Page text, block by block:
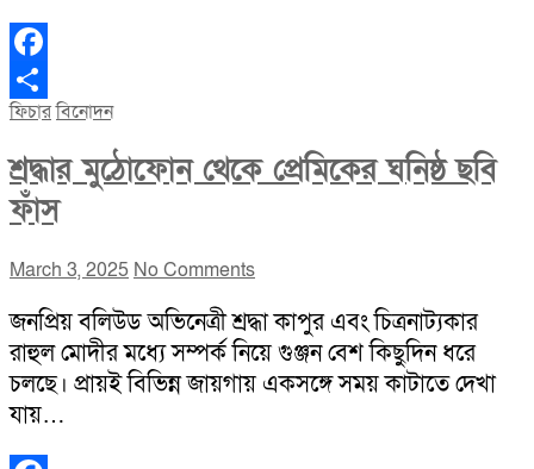
Facebook
Share
ফিচারবিনোদন
শ্রদ্ধার মুঠোফোন থেকে প্রেমিকের ঘনিষ্ঠ ছবি
ফাঁস
March 3, 2025 No Comments
জনপ্রিয় বলিউড অভিনেত্রী শ্রদ্ধা কাপুর এবং চিত্রনাট্যকার
রাহুল মোদীর মধ্যে সম্পর্ক নিয়ে গুঞ্জন বেশ কিছুদিন ধরে
চলছে। প্রায়ই বিভিন্ন জায়গায় একসঙ্গে সময় কাটাতে দেখা
যায়…